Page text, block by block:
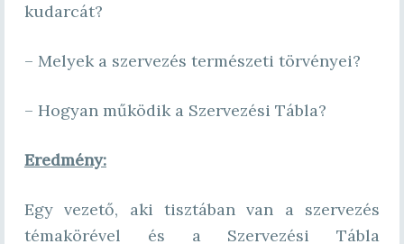
kudarcát?
– Melyek a szervezés természeti törvényei?
– Hogyan működik a Szervezési Tábla?
Eredmény:
Egy vezető, aki tisztában van a szervezés
témakörével és a Szervezési Tábla